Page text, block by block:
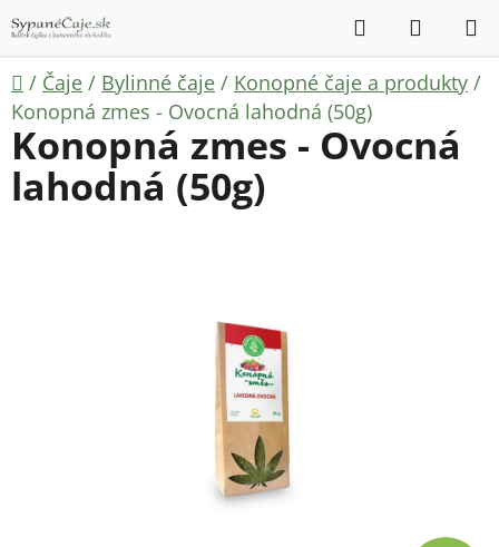
na
obsah
Hľadať
KOŠÍK
Domov
/ Čaje / Bylinné čaje / Konopné čaje a produkty /
Konopná zmes - Ovocná lahodná (50g)
Konopná zmes - Ovocná
lahodná (50g)